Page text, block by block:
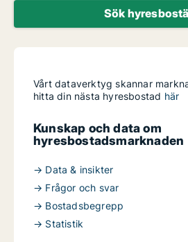
Sök
Vårt dataverktyg skannar
hitta din nästa hyresbostad här
Kunskap och data om
hyresbostadsmarknaden
→ Data & insikter
→ Frågor och svar
→ Bostadsbegrepp
→ Statistik